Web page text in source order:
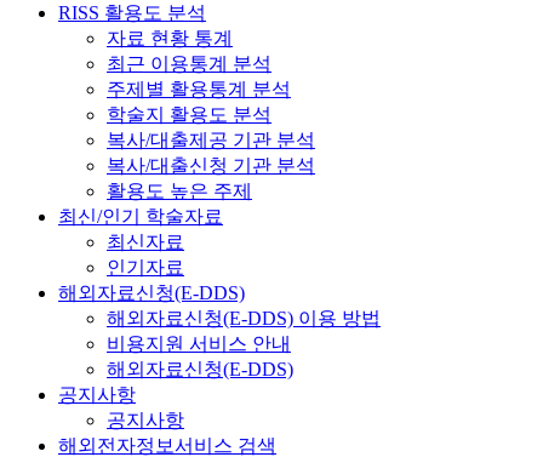
RISS 활용도 분석
자료 현황 통계
최근 이용통계 분석
주제별 활용통계 분석
학술지 활용도 분석
복사/대출제공 기관 분석
복사/대출신청 기관 분석
활용도 높은 주제
최신/인기 학술자료
최신자료
인기자료
해외자료신청(E-DDS)
해외자료신청(E-DDS) 이용 방법
비용지원 서비스 안내
해외자료신청(E-DDS)
공지사항
공지사항
해외전자정보서비스 검색